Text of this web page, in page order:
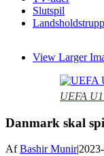
Slutspil
View Larger
UEFA
Danmark skal
AfBashir Munir|